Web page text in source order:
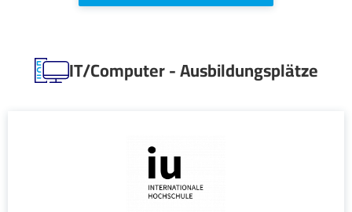
IT/Computer - Ausbildungsplätze